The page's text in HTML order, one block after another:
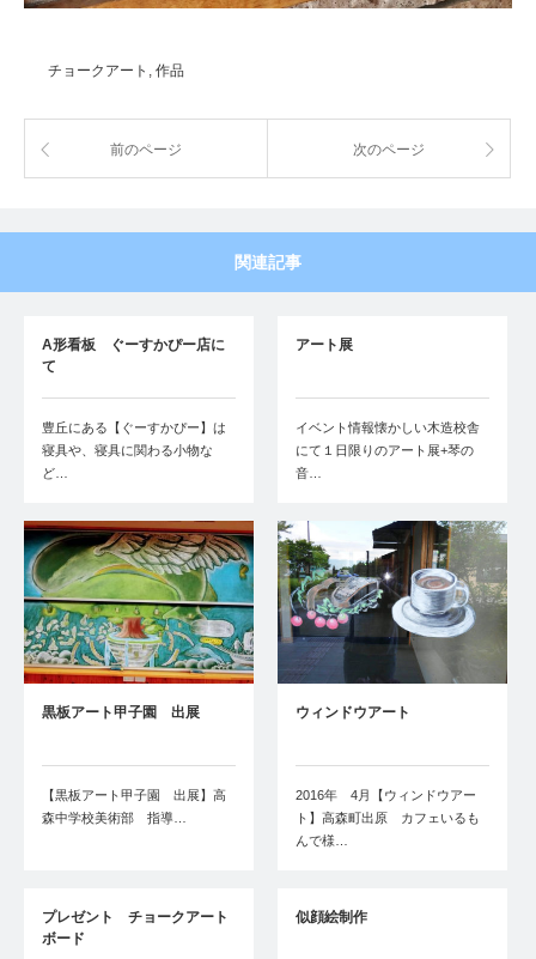
チョークアート , 作品
前のページ 次のページ
関連記事
A形看板 ぐーすかぴー店に
て
豊丘にある【ぐーすかぴー】は
寝具や、寝具に関わる小物な
ど…
アート展
イベント情報懐かしい木造校舎
にて１日限りのアート展+琴の
音…
黒板アート甲子園 出展
【黒板アート甲子園 出展】高
森中学校美術部 指導…
ウィンドウアート
2016年 4月【ウィンドウアー
ト】高森町出原 カフェいるも
んで様…
プレゼント チョークアート
ボード
似顔絵制作